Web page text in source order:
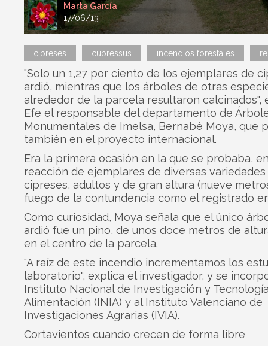
Marta García
17/06/13
cipreses cupressus incendios forestales
"Solo un 1,27 por ciento de los ejemplares de
ardió, mientras que los árboles de otras
alrededor de la parcela resultaron calcinados",
Efe el responsable del departamento de
Monumentales de Imelsa, Bernabé Moya, que
también en el proyecto internacional.
Era la primera ocasión en la que se probaba,
reacción de ejemplares de diversas variedades
cipreses, adultos y de gran altura (nueve
fuego de la contundencia como el registrado
Como curiosidad, Moya señala que el único
ardió fue un pino, de unos doce metros de
en el centro de la parcela.
"A raíz de este incendio incrementamos los
laboratorio", explica el investigador, y se
Instituto Nacional de Investigación y
Alimentación (INIA) y al Instituto Valenciano de
Investigaciones Agrarias (IVIA).
Cortavientos cuando crecen de forma libre